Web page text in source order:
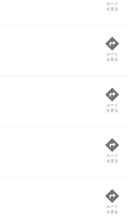
ルート
を見る
ルート
を見る
ルート
を見る
ルート
を見る
ルート
を見る